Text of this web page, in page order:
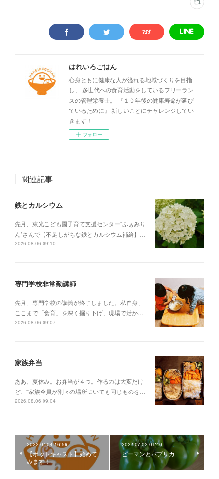
はれいろごはん
心身ともに健康な人が溢れる地域づくりを目指
し、 多世代への食育活動をしているフリーラン
スの管理栄養士。 『１０年後の健康寿命が延び
ているために』 新しいことにチャレンジしてい
きます！
フォロー
関連記事
鉄とカルシウム
先月、東光こども園子育て支援センター“ふぁみり
ん”さんで【不足しがちな鉄とカルシウム補給】…
2026.08.06 09:10
専門学校非常勤講師
先月、専門学校の講義が終了しました。私自身、
ここまで「食育」を深く掘り下げ、現場で活か…
2026.08.06 09:07
家族弁当
ああ、夏休み。お弁当が４つ。作るのは大変だけ
ど、“家族全員が別々の場所にいても同じものを…
2026.08.06 09:04
2022.07.04 16:56
【ポットキャスト】始めて
みます！
2022.07.02 01:40
ピーマンとパプリカ